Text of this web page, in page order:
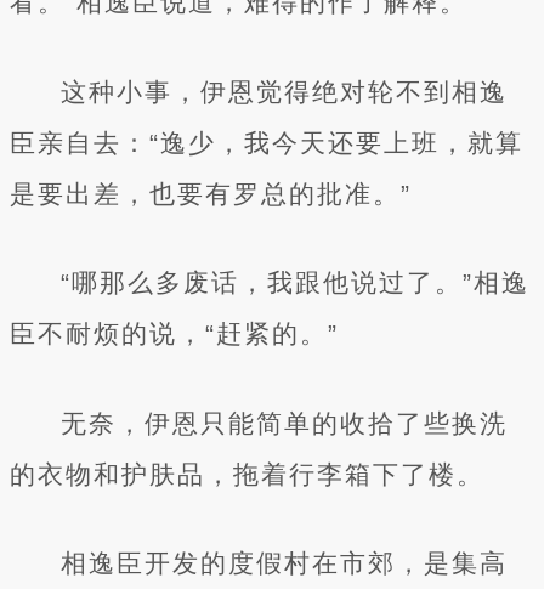
这种小事，伊恩觉得绝对轮不到相逸
臣亲自去：“逸少，我今天还要上班，就算
是要出差，也要有罗总的批准。”
“哪那么多废话，我跟他说过了。”相逸
臣不耐烦的说，“赶紧的。”
无奈，伊恩只能简单的收拾了些换洗
的衣物和护肤品，拖着行李箱下了楼。
相逸臣开发的度假村在市郊，是集高